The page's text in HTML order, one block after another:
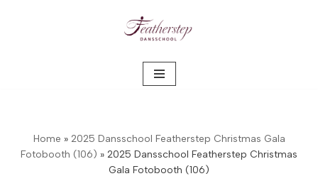
Home » 2025 Dansschool Featherstep Christmas Gala
Fotobooth (106) » 2025 Dansschool Featherstep Christmas
Gala Fotobooth (106)